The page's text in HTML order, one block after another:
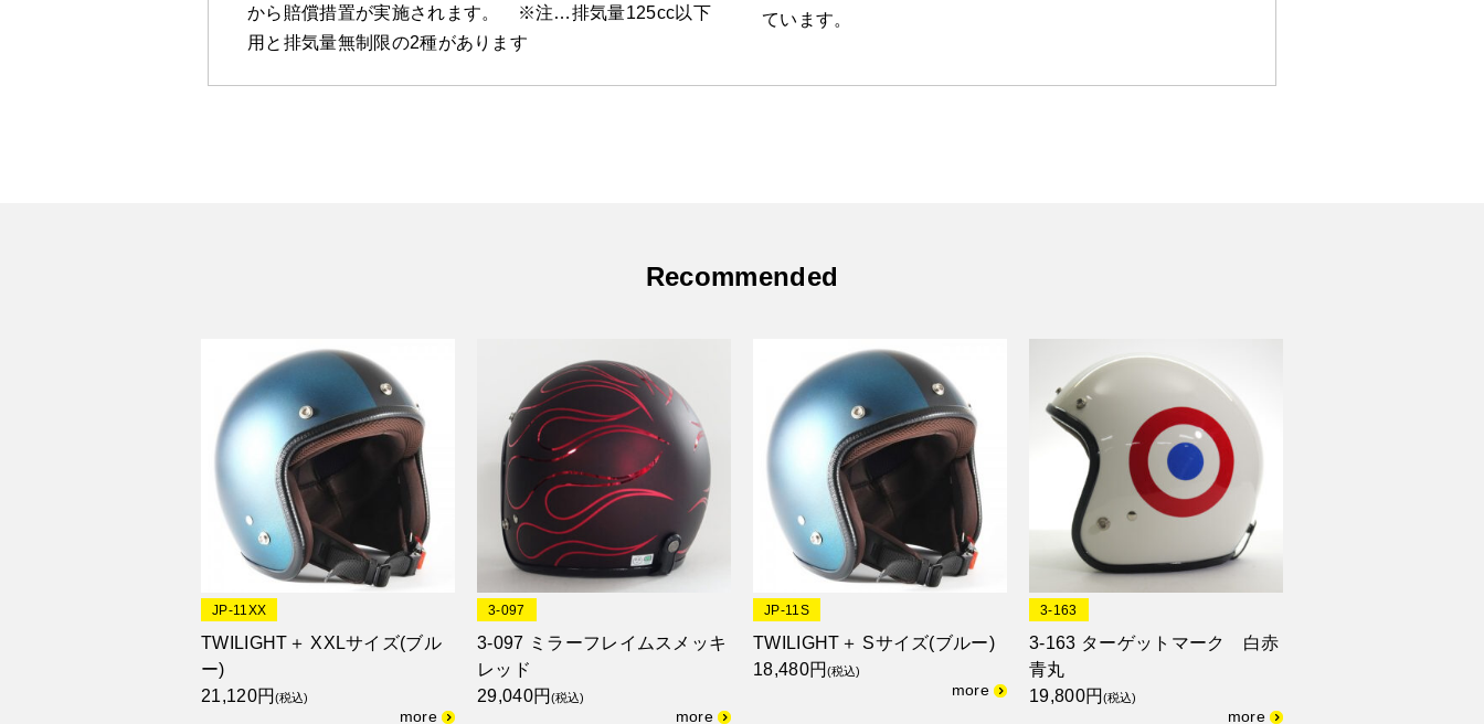
から賠償措置が実施されます。 ※注…排気量125cc以下
用と排気量無制限の2種があります
ています。
Recommended
JP-11XX
TWILIGHT＋ XXLサイズ(ブル
ー)
21,120円(税込)
3-097
3-097 ミラーフレイムスメッキ
レッド
29,040円(税込)
JP-11S
TWILIGHT＋ Sサイズ(ブルー)
18,480円(税込)
3-163
3-163 ターゲットマーク 白赤
青丸
19,800円(税込)